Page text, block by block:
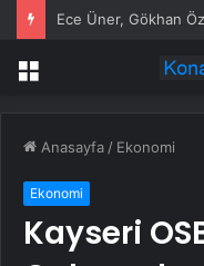
Menü
Anasayfa / Ekonomi
Ekonomi
Kayseri